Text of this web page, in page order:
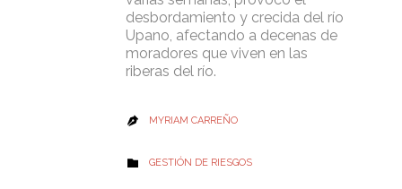
desbordamiento y crecida del río
Upano, afectando a decenas de
moradores que viven en las
riberas del río.
 MYRIAM CARREÑO
 CATEGORY
GESTIÓN DE RIESGOS